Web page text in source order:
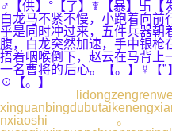
♂【供】°【了】☤【暴】卐
白龙马不紧不慢，小跑着向前
乎是同时冲过来，五件兵器朝
腹，白龙突然加速，手中银枪
捂着咽喉倒下，赵云在马背上
一名曹将的后心。【。】☿【”
☉【。】
nxiaoshi。